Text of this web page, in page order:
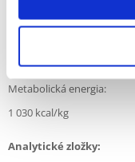
nodosum), glukozamín
oligosacharidy 0,01%,
(0,008%), juka mojaveská
Metabolická energia:
1 030 kcal/kg
Analytické zložky: